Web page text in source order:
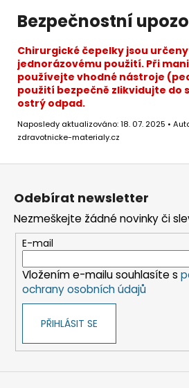
Bezpečnostní
Chirurgické čepelky jsou
jednorázovému použití. Při
používejte vhodné nástroje
použití bezpečně zlikvidujte do
ostrý odpad.
Naposledy aktualizováno: 18. 07. 2025 •
zdravotnicke-materialy.cz
Z
Odebírat newsletter
Nezmeškejte žádné novinky či
E-mail
Vložením e-mailu souhlasíte s
ochrany osobních údajů
PŘIHLÁSIT SE